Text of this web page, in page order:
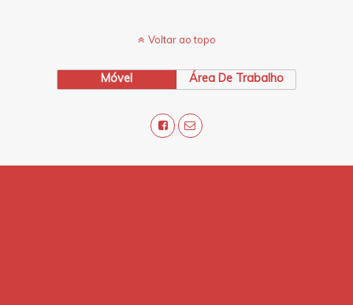
Voltar ao topo
Móvel Área De Trabalho